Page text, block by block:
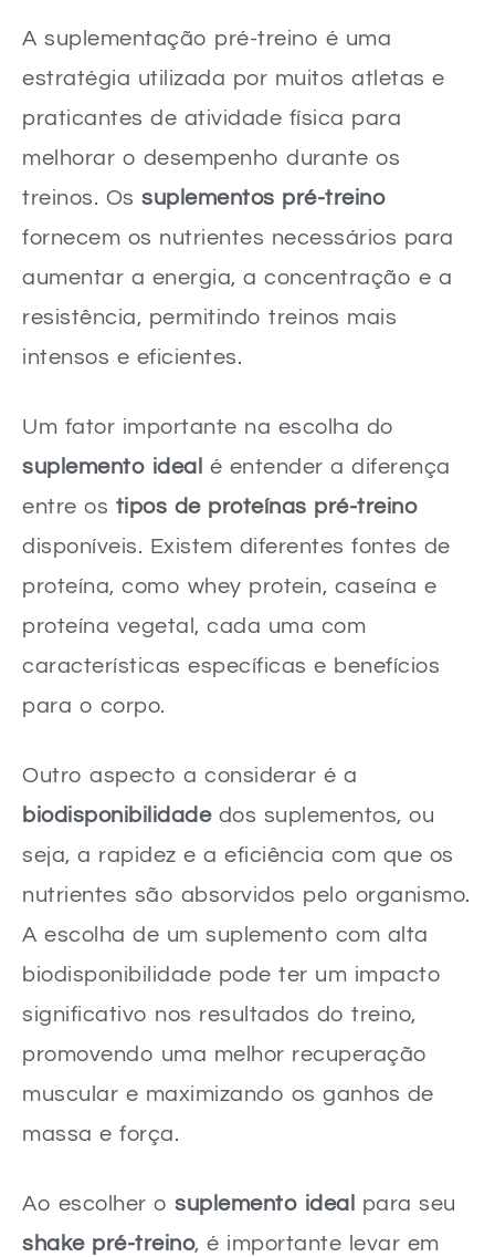
A suplementação pré-treino é uma
estratégia utilizada por muitos atletas e
praticantes de atividade física para
melhorar o desempenho durante os
treinos. Os suplementos pré-treino
fornecem os nutrientes necessários para
aumentar a energia, a concentração e a
resistência, permitindo treinos mais
intensos e eficientes.
Um fator importante na escolha do
suplemento ideal é entender a diferença
entre os tipos de proteínas pré-treino
disponíveis. Existem diferentes fontes de
proteína, como whey protein, caseína e
proteína vegetal, cada uma com
características específicas e benefícios
para o corpo.
Outro aspecto a considerar é a
biodisponibilidadedos suplementos, ou
seja, a rapidez e a eficiência com que os
nutrientes são absorvidos pelo organismo.
A escolha de um suplemento com alta
biodisponibilidade pode ter um impacto
significativo nos resultados do treino,
promovendo uma melhor recuperação
muscular e maximizando os ganhos de
massa e força.
Ao escolher o suplemento ideal
para seu
shake pré-treino, é importante levar em